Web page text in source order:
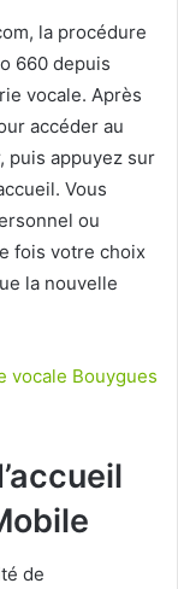
la procédure
660 depuis
vocale. Après
accéder au
puis appuyez sur
Vous
ou
fois votre choix
la nouvelle
vocale Bouygues
de